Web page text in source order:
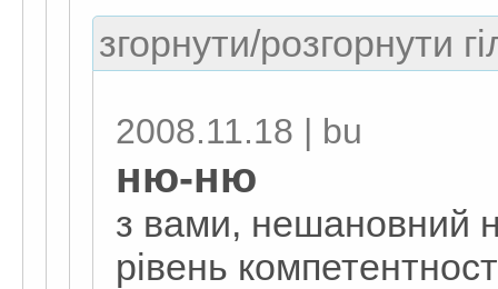
згорнути/розгорнути
2008.11.18 | bu
ню-ню
з вами, нешановний
рівень